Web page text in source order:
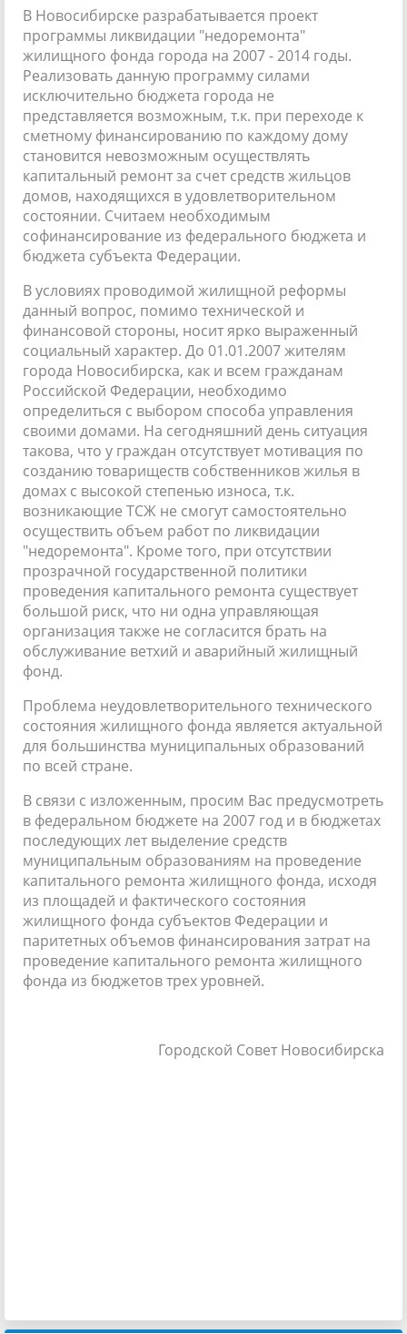
В Новосибирске разрабатывается проект
программы ликвидации "недоремонта"
жилищного фонда города на 2007 - 2014 годы.
Реализовать данную программу силами
исключительно бюджета города не
представляется возможным, т.к. при переходе к
сметному финансированию по каждому дому
становится невозможным осуществлять
капитальный ремонт за счет средств жильцов
домов, находящихся в удовлетворительном
состоянии. Считаем необходимым
софинансирование из федерального бюджета и
бюджета субъекта Федерации.
В условиях проводимой жилищной реформы
данный вопрос, помимо технической и
финансовой стороны, носит ярко выраженный
социальный характер. До 01.01.2007 жителям
города Новосибирска, как и всем гражданам
Российской Федерации, необходимо
определиться с выбором способа управления
своими домами. На сегодняшний день ситуация
такова, что у граждан отсутствует мотивация по
созданию товариществ собственников жилья в
домах с высокой степенью износа, т.к.
возникающие ТСЖ не смогут самостоятельно
осуществить объем работ по ликвидации
"недоремонта". Кроме того, при отсутствии
прозрачной государственной политики
проведения капитального ремонта существует
большой риск, что ни одна управляющая
организация также не согласится брать на
обслуживание ветхий и аварийный жилищный
фонд.
Проблема неудовлетворительного технического
состояния жилищного фонда является актуальной
для большинства муниципальных образований
по всей стране.
В связи с изложенным, просим Вас предусмотреть
в федеральном бюджете на 2007 год и в бюджетах
последующих лет выделение средств
муниципальным образованиям на проведение
капитального ремонта жилищного фонда, исходя
из площадей и фактического состояния
жилищного фонда субъектов Федерации и
паритетных объемов финансирования затрат на
проведение капитального ремонта жилищного
фонда из бюджетов трех уровней.
Городской Совет Новосибирска